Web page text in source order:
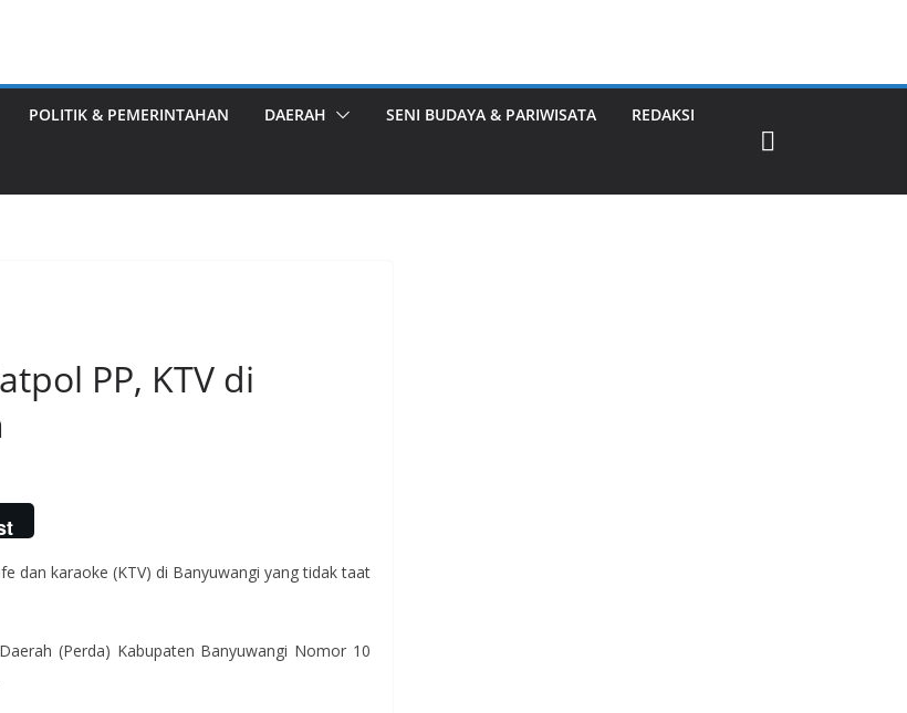
POLITIK & PEMERINTAHAN DAERAH SENI BUDAYA & PARIWISATA REDAKSI
PP, KTV di
dan karaoke (KTV) di Banyuwangi yang tidak taat
(Perda) Kabupaten Banyuwangi Nomor 10